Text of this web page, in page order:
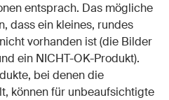
entsprach. Das mögliche
dass ein kleines, rundes
vorhanden ist (die Bilder
ein NICHT-OK-Produkt).
bei denen die
können für unbeaufsichtigte